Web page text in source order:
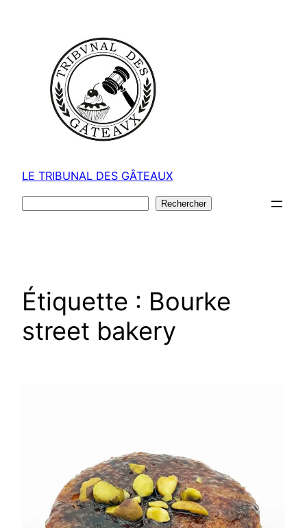
LE TRIBUNAL DES GÂTEAUX
Rechercher
Étiquette : Bourke
street bakery